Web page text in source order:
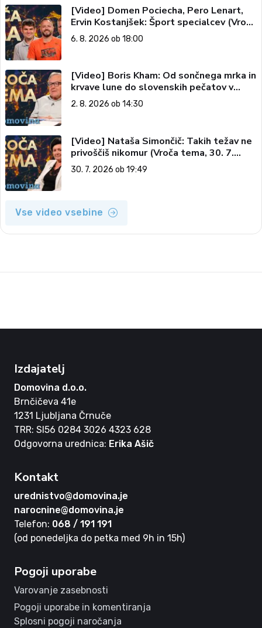
[Video] Domen Pociecha, Pero Lenart,
Ervin Kostanjšek: Šport specialcev (Vroča
tema, 6. 8. 2026)
6. 8. 2026 ob 18:00
[Video] Boris Kham: Od sončnega mrka in
krvave lune do slovenskih pečatov v
vesolju (Vroča tema, 2. 8. 2026)
2. 8. 2026 ob 14:30
[Video] Nataša Simončič: Takih težav ne
privoščiš nikomur (Vroča tema, 30. 7.
2026)
30. 7. 2026 ob 19:49
Vse video vsebine
Izdajatelj
Domovina d.o.o.
Brnčičeva 41e
1231 Ljubljana Črnuče
TRR: SI56 0284 3026 4323 628
Odgovorna urednica: Erika Ašič
Kontakt
urednistvo@domovina.je
narocnine@domovina.je
Telefon: 068 / 191 191
(od ponedeljka do petka med 9h in 15h)
Pogoji uporabe
Varovanje zasebnosti
Pogoji uporabe in komentiranja
Splosni pogoji naročanja